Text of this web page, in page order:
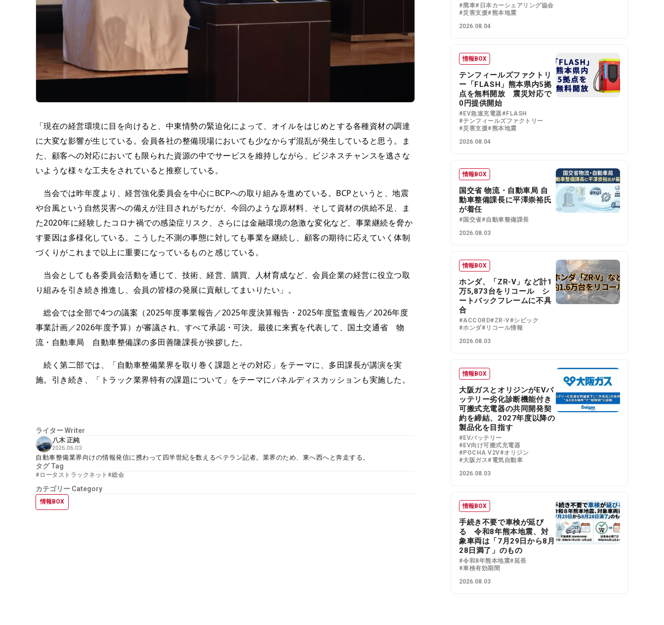
「現在の経営環境に目を向けると、中東情勢の緊迫化によって、オイルをはじめとする各種資材の調達
に大変な影響が生じている。会員各社の整備現場においても少なからず混乱が発生していると思う。ま
た、顧客への対応においても限られた資源の中でサービスを維持しながら、ビジネスチャンスを逃さな
いような様々な工夫をされていると推察している。
当会では昨年度より、経営強化委員会を中心にBCPへの取り組みを進めている。BCPというと、地震
や台風という自然災害への備えが注目されがちだが、今回のような原材料、そして資材の供給不足、ま
た2020年に経験したコロナ禍での感染症リスク、さらには金融環境の急激な変化など、事業継続を脅か
す要因は多様化している。こうした不測の事態に対しても事業を継続し、顧客の期待に応えていく体制
づくりがこれまで以上に重要になっているものと感じている。
当会としても各委員会活動を通じて、技術、経営、購買、人材育成など、会員企業の経営に役立つ取
り組みを引き続き推進し、会員の皆様の発展に貢献してまいりたい」。
総会では全部で4つの議案（2025年度事業報告／2025年度決算報告・2025年度監査報告／2026年度
事業計画／2026年度予算）が審議され、すべて承認・可決。最後に来賓を代表して、国土交通省 物
流・自動車局 自動車整備課の多田善隆課長が挨拶した。
続く第二部では、「自動車整備業界を取り巻く課題とその対応」をテーマに、多田課長が講演を実
施。引き続き、「トラック業界特有の課題について」をテーマにパネルディスカッションも実施した。
ライターWriter
八木 正純
2026.06.03
自動車整備業界向けの情報発信に携わって四半世紀を数えるベテラン記者。業界のため、東へ西へと奔走する。
タグTag
#ロータストラックネット #総会
カテゴリー Category
情報BOX
#廃車#日本カーシェアリング協会
#災害支援#熊本地震
2026.08.04
情報BOX
テンフィールズファクトリ
ー「FLASH」熊本県内5拠
点を無料開放 震災対応で
0円提供開始
#EV急速充電器#FLASH
#テンフィールズファクトリー
#災害支援#熊本地震
2026.08.04
情報BOX
国交省 物流・自動車局 自
動車整備課長に平澤崇裕氏
が着任
#国交省#自動車整備課長
2026.08.03
情報BOX
ホンダ、「ZR-V」など計1
万5,873台をリコール シ
ートバックフレームに不具
合
#ACCORD#ZR-V#シビック
#ホンダ#リコール情報
2026.08.03
情報BOX
大阪ガスとオリジンがEVバ
ッテリー劣化診断機能付き
可搬式充電器の共同開発契
約を締結、2027年度以降の
製品化を目指す
#EVバッテリー
#EV向け可搬式充電器
#POCHA V2V#オリジン
#大阪ガス#電気自動車
2026.08.03
情報BOX
手続き不要で車検が延び
る 令和8年熊本地震、対
象車両は「7月29日から8月
28日満了」のもの
#令和8年熊本地震#延長
#車検有効期間
2026.08.03